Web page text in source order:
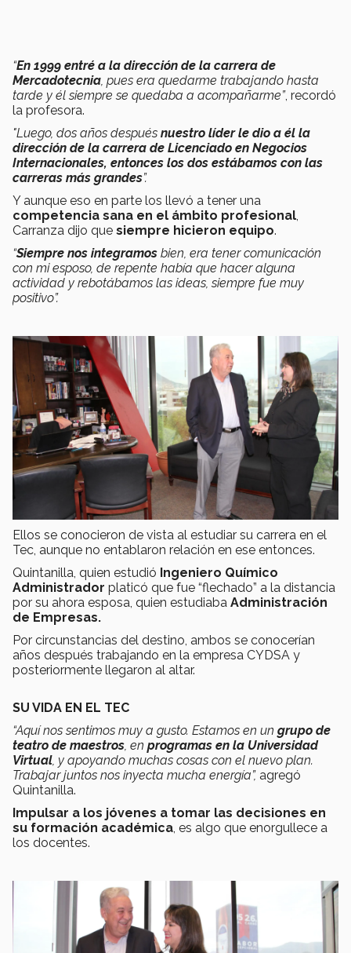
“En 1999 entré a la dirección de la carrera de
Mercadotecnia , pues era quedarme trabajando hasta
tarde y él siempre se quedaba a acompañarme”, recordó
la profesora.
"Luego, dos años después nuestro líder le dio a él la
dirección de la carrera de Licenciado en Negocios
Internacionales, entonces los dos estábamos con las
carreras más grandes”.
Y aunque eso en parte los llevó a tener una
competencia sana en el ámbito profesional
Carranza dijo que siempre hicieron equipo.
“Siempre nos integramos bien, era tener comunicación
con mi esposo, de repente había que hacer alguna
actividad y rebotábamos las ideas, siempre fue muy
positivo”.
Ellos se conocieron de vista al estudiar su carrera en el
Tec, aunque no entablaron relación en ese entonces.
Quintanilla, quien estudió Ingeniero Químico
Administrador platicó que fue “flechado” a la distancia
por su ahora esposa, quien estudiaba Administración
de Empresas.
Por circunstancias del destino, ambos se conocerían
años después trabajando en la empresa CYDSA y
posteriormente llegaron al altar.
SU VIDA EN EL TEC
“Aquí nos sentimos muy a gusto. Estamos en un grupo de
teatro de maestros , en programas en la Universidad
Virtual , y apoyando muchas cosas con el nuevo plan.
Trabajar juntos nos inyecta mucha energía”, agregó
Quintanilla.
Impulsar a los jóvenes a tomar las decisiones en
su formación académica , es algo que enorgullece a
los docentes.